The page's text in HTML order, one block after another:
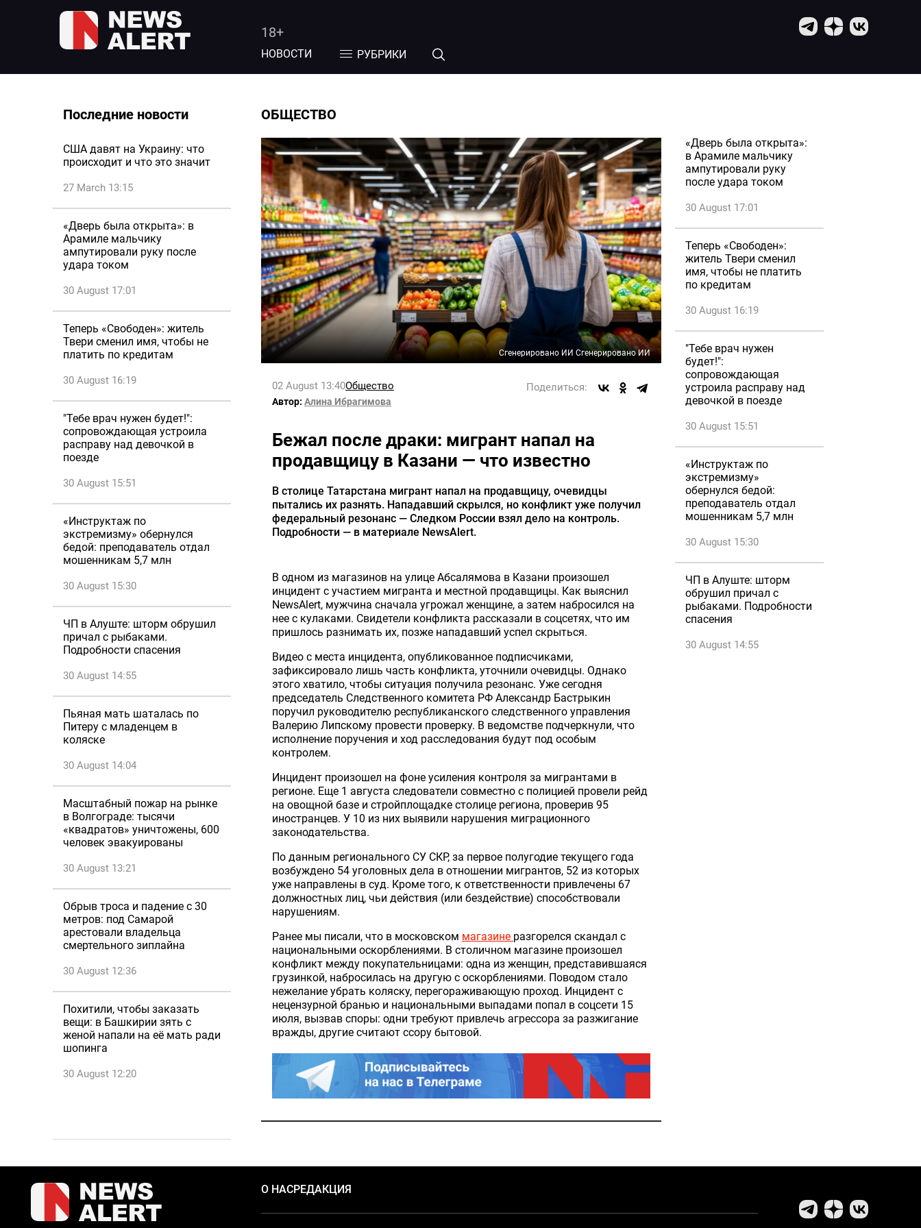
18+
НОВОСТИ РУБРИКИ
Последние новости
США давят на Украину: что
происходит и что это значит
27 March 13:15
«Дверь была открыта»: в
Арамиле мальчику
ампутировали руку после
удара током
30 August 17:01
Теперь «Свободен»: житель
Твери сменил имя, чтобы не
платить по кредитам
30 August 16:19
"Тебе врач нужен будет!":
сопровождающая устроила
расправу над девочкой в
поезде
30 August 15:51
«Инструктаж по
экстремизму» обернулся
бедой: преподаватель отдал
мошенникам 5,7 млн
30 August 15:30
ЧП в Алуште: шторм обрушил
причал с рыбаками.
Подробности спасения
30 August 14:55
Пьяная мать шаталась по
Питеру с младенцем в
коляске
30 August 14:04
Масштабный пожар на рынке
в Волгограде: тысячи
«квадратов» уничтожены, 600
человек эвакуированы
30 August 13:21
Обрыв троса и падение с 30
метров: под Самарой
арестовали владельца
смертельного зиплайна
30 August 12:36
Похитили, чтобы заказать
вещи: в Башкирии зять с
женой напали на её мать ради
шопинга
30 August 12:20
ОБЩЕСТВО
Сгенерировано ИИ Сгенерировано ИИ
02 August 13:40Общество Поделиться:
Автор: Алина Ибрагимова
Бежал после драки: мигрант напал на
продавщицу в Казани — что известно
В столице Татарстана мигрант напал на продавщицу, очевидцы
пытались их разнять. Нападавший скрылся, но конфликт уже получил
федеральный резонанс — Следком России взял дело на контроль.
Подробности — в материале NewsAlert.
В одном из магазинов на улице Абсалямова в Казани произошел
инцидент с участием мигранта и местной продавщицы. Как выяснил
NewsAlert, мужчина сначала угрожал женщине, а затем набросился на
нее с кулаками. Свидетели конфликта рассказали в соцсетях, что им
пришлось разнимать их, позже нападавший успел скрыться.
Видео с места инцидента, опубликованное подписчиками,
зафиксировало лишь часть конфликта, уточнили очевидцы. Однако
этого хватило, чтобы ситуация получила резонанс. Уже сегодня
председатель Следственного комитета РФ Александр Бастрыкин
поручил руководителю республиканского следственного управления
Валерию Липскому провести проверку. В ведомстве подчеркнули, что
исполнение поручения и ход расследования будут под особым
контролем.
Инцидент произошел на фоне усиления контроля за мигрантами в
регионе. Еще 1 августа следователи совместно с полицией провели рейд
на овощной базе и стройплощадке столице региона, проверив 95
иностранцев. У 10 из них выявили нарушения миграционного
законодательства.
По данным регионального СУ СКР, за первое полугодие текущего года
возбуждено 54 уголовных дела в отношении мигрантов, 52 из которых
уже направлены в суд. Кроме того, к ответственности привлечены 67
должностных лиц, чьи действия (или бездействие) способствовали
нарушениям.
Ранее мы писали, что в московском магазине разгорелся скандал с
национальными оскорблениями. В столичном магазине произошел
конфликт между покупательницами: одна из женщин, представившаяся
грузинкой, набросилась на другую с оскорблениями. Поводом стало
нежелание убрать коляску, перегораживающую проход. Инцидент с
нецензурной бранью и национальными выпадами попал в соцсети 15
июля, вызвав споры: одни требуют привлечь агрессора за разжигание
вражды, другие считают ссору бытовой.
«Дверь была открыта»:
в Арамиле мальчику
ампутировали руку
после удара током
30 August 17:01
Теперь «Свободен»:
житель Твери сменил
имя, чтобы не платить
по кредитам
30 August 16:19
"Тебе врач нужен
будет!":
сопровождающая
устроила расправу над
девочкой в поезде
30 August 15:51
«Инструктаж по
экстремизму»
обернулся бедой:
преподаватель отдал
мошенникам 5,7 млн
30 August 15:30
ЧП в Алуште: шторм
обрушил причал с
рыбаками. Подробности
спасения
30 August 14:55
О НАСРЕДАКЦИЯ